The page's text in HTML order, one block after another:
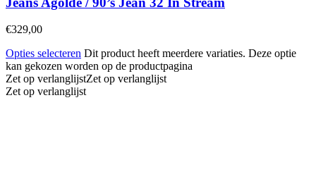
€329,00
Opties selecteren Dit product heeft meerdere variaties. Deze optie
kan gekozen worden op de productpagina
Zet op verlanglijstZet op verlanglijst
Zet op verlanglijst